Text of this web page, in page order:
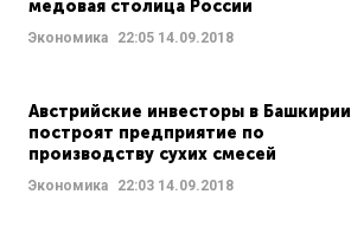
медовая столица России
Экономика 22:05 14.09.2018
Австрийские инвесторы в Башкирии
построят предприятие по
производству сухих смесей
Экономика 22:03 14.09.2018